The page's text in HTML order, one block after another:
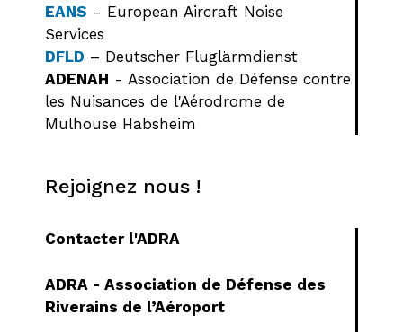
EANS - European Aircraft Noise
Services
DFLD – Deutscher Fluglärmdienst
ADENAH - Association de Défense contre
les Nuisances de l'Aérodrome de
Mulhouse Habsheim
Rejoignez nous !
Contacter l'ADRA
ADRA - Association de Défense des
Riverains de l’Aéroport